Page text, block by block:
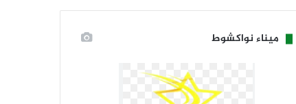
ميناء نواكشوط